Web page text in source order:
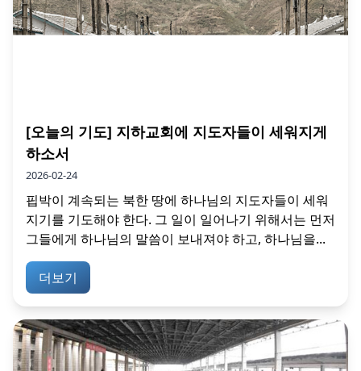
[오늘의 기도] 지하교회에 지도자들이 세워지게
하소서
2026-02-24
핍박이 계속되는 북한 땅에 하나님의 지도자들이 세워
지기를 기도해야 한다. 그 일이 일어나기 위해서는 먼저
그들에게 하나님의 말씀이 보내져야 하고, 하나님을...
더보기